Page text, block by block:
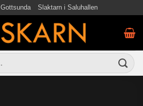
Gottsunda Slaktarn i Saluhallen